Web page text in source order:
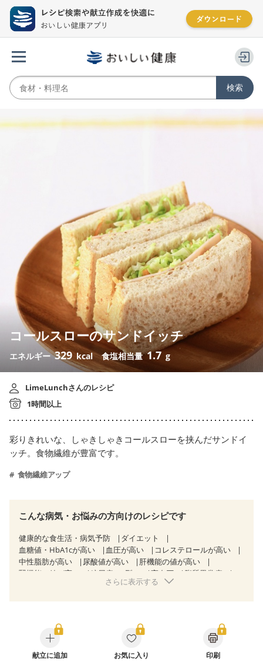
コールスローのサンドイッチ
エネルギー329 kcal 食塩相当量1.7 g
LimeLunchさんのレシピ
1時間以上
彩りきれいな、しゃきしゃきコールスローを挟んだサンドイ
ッチ。食物繊維が豊富です。
食物繊維アップ
こんな病気・お悩みの方向けのレシピです
健康的な食生活・病気予防
ダイエット
血糖値・HbA1cが高い
血圧が高い
コレステロールが高い
中性脂肪が高い
尿酸値が高い
肝機能の値が高い
腎機能の値が高い
糖尿病（2型） 高血圧
脂質異常症
狭心症 心筋梗塞
糖尿病性腎症（第１期）
糖尿病性腎症（第２期）
糖尿病性腎症（第３期）
CKD（ステージ１）
CKD（ステージ２）
CKD（ステージ３a）
さらに表示する
献立に追加 お気に入り 印刷